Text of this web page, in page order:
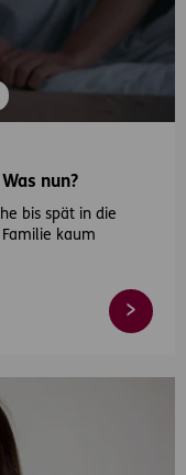
nun?
bis spät in die
kaum